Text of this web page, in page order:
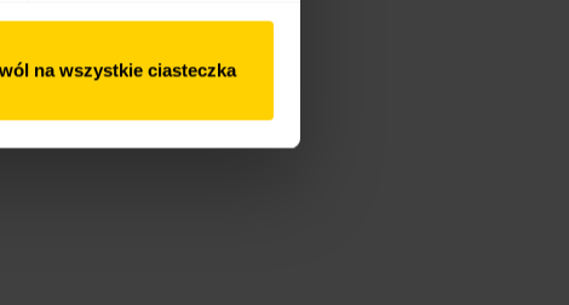
na wszystkie ciasteczka